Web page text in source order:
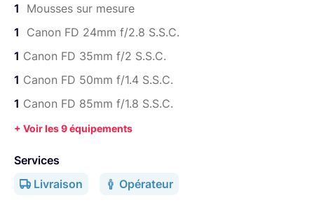
commandes de point.
1
Mousses sur mesure
1
Canon FD 24mm f/2.8 S.S.C.
1 Canon FD 35mm f/2 S.S.C.
1 Canon FD 50mm f/1.4 S.S.C.
1 Canon FD 85mm f/1.8 S.S.C.
+ Voir les 9 équipements
Services
Livraison
Opérateur